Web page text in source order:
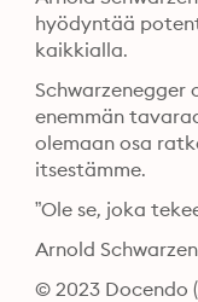
hyödyntää
kaikkialla.
enemmän
olemaan osa
itsestämme.
”Ole se, joka
Arnold
© 2023 Docendo